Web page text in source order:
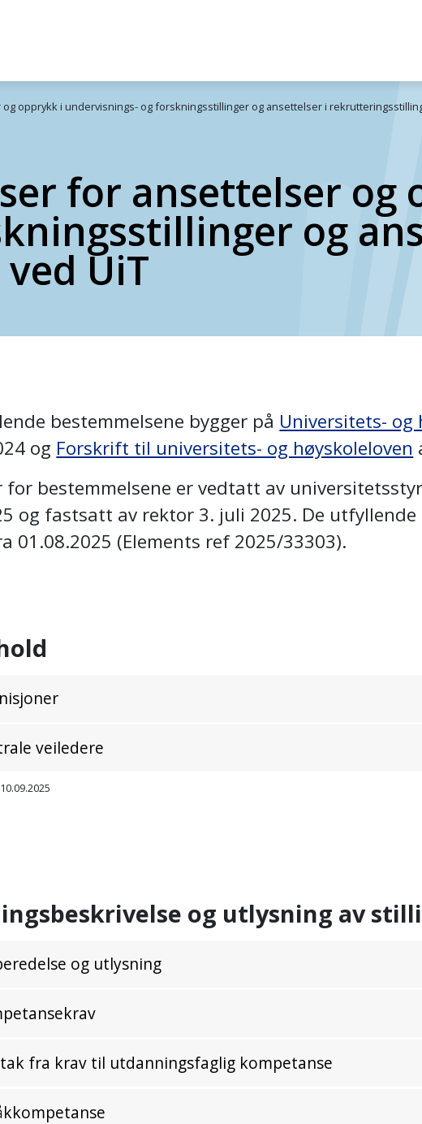
opprykk i undervisnings- og forskningsstillinger og ansettelser i
for ansettelser og
og
UiT
bestemmelsene bygger på Universitets- og
og Forskrift til universitets- og høyskoleloven
for bestemmelsene er vedtatt av
og fastsatt av rektor 3. juli 2025. De
01.08.2025 (Elements ref 2025/33303).
veiledere
og utlysning av
og utlysning
fra krav til utdanningsfaglig kompetanse